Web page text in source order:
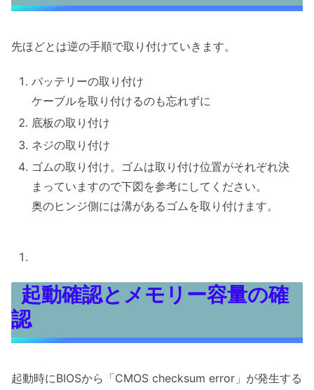
先ほどとは逆の手順で取り付けていきます。
バッテリーの取り付け
ケーブルを取り付けるのも忘れずに
底板の取り付け
ネジの取り付け
ゴムの取り付け。ゴムは取り付け位置がそれぞれ決
まっていますので下図を参考にしてください。
奥のヒンジ側には溝があるゴムを取り付けます。
起動確認とメモリー容量の確
認
起動時にBIOSから「CMOS checksum error」が発生する